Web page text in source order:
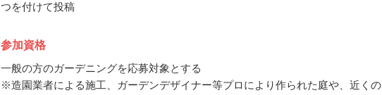
つを付けて投稿
参加資格
一般の方のガーデニングを応募対象とする
※造園業者による施工、ガーデンデザイナー等プロにより作られた庭や、近くの